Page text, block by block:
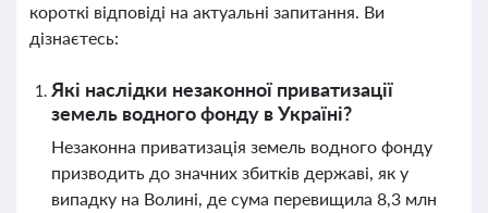
короткі відповіді на актуальні запитання. Ви
дізнаєтесь:
Які наслідки незаконної приватизації
земель водного фонду в Україні?
Незаконна приватизація земель водного фонду
призводить до значних збитків державі, як у
випадку на Волині, де сума перевищила 8,3 млн